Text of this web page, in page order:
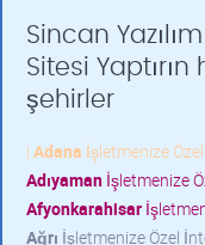
Sincan
Sitesi
şehirler
| Adana İşletmenize
Adıyaman İşletmenize
Afyonkarahisar
Ağrı İşletmenize Özel